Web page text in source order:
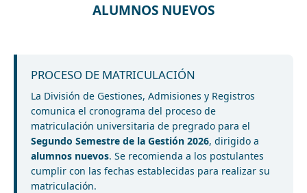
ALUMNOS NUEVOS
PROCESO DE MATRICULACIÓN
La División de Gestiones, Admisiones y Registros
comunica el cronograma del proceso de
matriculación universitaria de pregrado para el
Segundo Semestre de la Gestión 2026, dirigido a
alumnos nuevos. Se recomienda a los postulantes
cumplir con las fechas establecidas para realizar su
matriculación.